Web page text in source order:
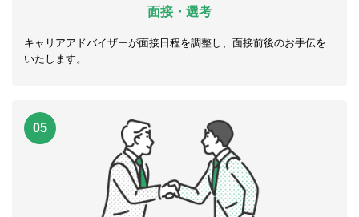
面接・選考
キャリアアドバイザーが面接日程を調整し、面接前後のお手伝を
いたします。
05